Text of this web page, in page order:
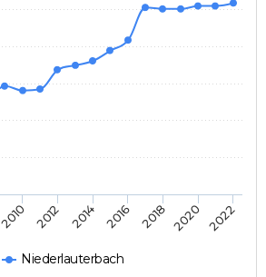
Niederlauterbach
2010 2012 2014 2016 2018 2020 2022